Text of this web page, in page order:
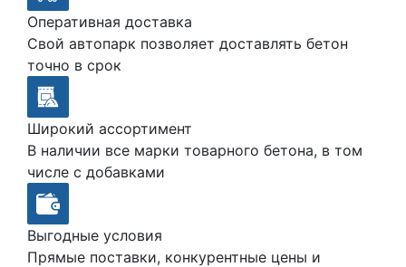
Оперативная доставка
Свой автопарк позволяет доставлять бетон
точно в срок
Широкий ассортимент
В наличии все марки товарного бетона, в том
числе с добавками
Выгодные условия
Прямые поставки, конкурентные цены и